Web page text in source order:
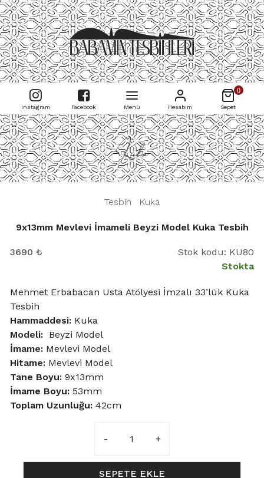
Instagram Facebook Menü Hesabım
0
Sepet
Kuka
Tesbih Kuka|
9x13mm Mevlevi İmameli Beyzi Model Kuka Tesbih
3690 ₺ Stok kodu: KU80
Stokta
Mehmet Erbabacan Usta Atölyesi İmzalı 33’lük Kuka
Tesbih
Hammaddesi: Kuka
Modeli: Beyzi Model
İmame: Mevlevi Model
Hitame: Mevlevi Model
Tane Boyu: 9x13mm
İmame Boyu: 53mm
Toplam Uzunluğu: 42cm
Mevlevi
Beyzi
SEPETE EKLE